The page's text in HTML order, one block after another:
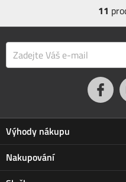
11
Výhody nákupu
Proč nakupovat u nás
3letá záruka Jarabák
Nakupování